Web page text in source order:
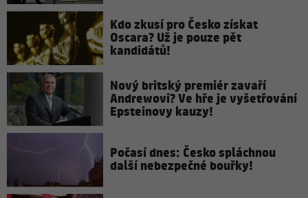
Kdo zkusí pro Česko získat
Oscara? Už je pouze pět
kandidátů!
Nový britský premiér zavaří
Andrewovi? Ve hře je vyšetřování
Epsteinovy kauzy!
Počasí dnes: Česko spláchnou
další nebezpečné bouřky!